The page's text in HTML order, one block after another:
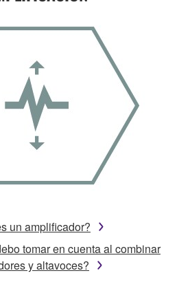
un amplificador?
tomar en cuenta al combinar
y altavoces?